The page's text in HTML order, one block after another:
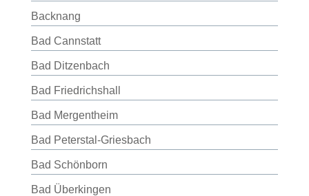
Backnang
Bad Cannstatt
Bad Ditzenbach
Bad Friedrichshall
Bad Mergentheim
Bad Peterstal-Griesbach
Bad Schönborn
Bad Überkingen